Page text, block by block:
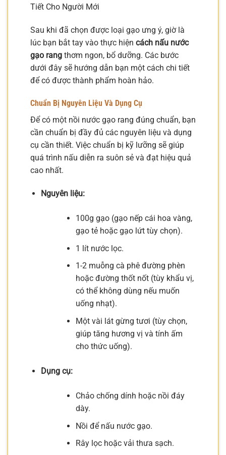
Tiết Cho Người Mới
Sau khi đã chọn được loại gạo ưng ý, giờ là
lúc bạn bắt tay vào thực hiện cách nấu nước
gạo rang thơm ngon, bổ dưỡng. Các bước
dưới đây sẽ hướng dẫn bạn một cách chi tiết
để có được thành phẩm hoàn hảo.
Chuẩn Bị Nguyên Liệu Và Dụng Cụ
Để có một nồi nước gạo rang đúng chuẩn, bạn
cần chuẩn bị đầy đủ các nguyên liệu và dụng
cụ cần thiết. Việc chuẩn bị kỹ lưỡng sẽ giúp
quá trình nấu diễn ra suôn sẻ và đạt hiệu quả
cao nhất.
Nguyên liệu:
100g gạo (gạo nếp cái hoa vàng,
gạo tẻ hoặc gạo lứt tùy chọn).
1 lít nước lọc.
1-2 muỗng cà phê đường phèn
hoặc đường thốt nốt (tùy khẩu vị,
có thể không dùng nếu muốn
uống nhạt).
Một vài lát gừng tươi (tùy chọn,
giúp tăng hương vị và tính ấm
cho thức uống).
Dụng cụ:
Chảo chống dính hoặc nồi đáy
dày.
Nồi để nấu nước gạo.
Rây lọc hoặc vải thưa sạch.